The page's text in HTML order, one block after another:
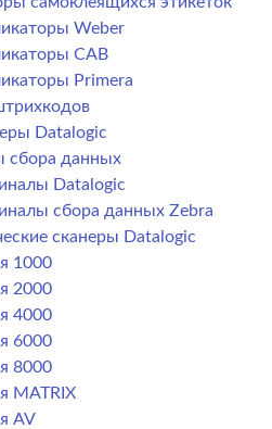
Weber
CAB
Primera
Datalogic
сбора данных
Datalogic
сбора данных Zebra
сканеры Datalogic
1000
2000
4000
6000
8000
MATRIX
AV